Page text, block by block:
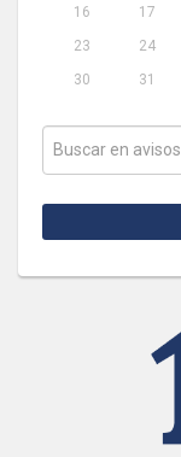
16
17
23
24
30
31